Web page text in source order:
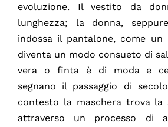
evoluzione. Il vestito da
lunghezza; la donna,
indossa il pantalone, come un
diventa un modo consueto di
vera o finta è di moda e
segnano il passaggio di
contesto la maschera trova la
attraverso un processo di